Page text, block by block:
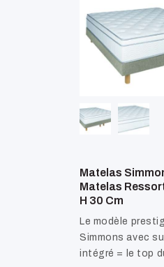
Matelas
Matelas
H 30 Cm
Le modèle
Simmons avec
intégré = le top